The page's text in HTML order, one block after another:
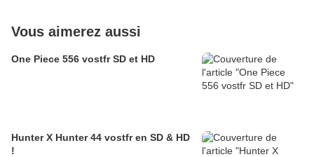
Vous aimerez aussi
One Piece 556 vostfr SD et HD
Hunter X Hunter 44 vostfr en SD & HD
!